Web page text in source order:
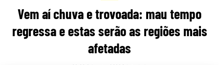
Vem aí chuva e trovoada: mau tempo
regressa e estas serão as regiões mais
afetadas